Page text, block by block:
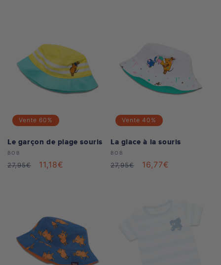
Vente 60%
Le garçon de plage souris
Distributeur :
BOB
Prix
27,95€
Prix
11,18€
Vente 40%
La glace à la souris
Distributeur :
BOB
Prix
27,95€
Prix
16,77€